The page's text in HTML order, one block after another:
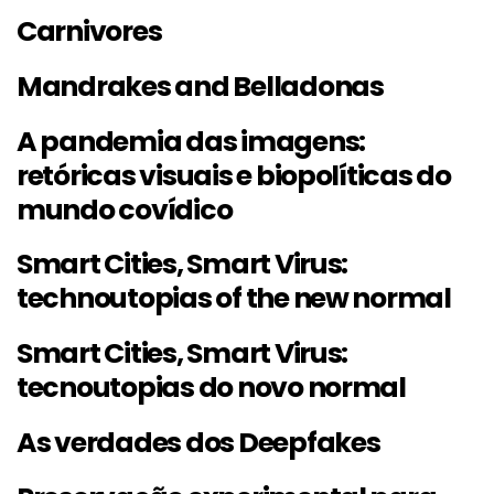
Carnivores
Mandrakes and Belladonas
A pandemia das imagens:
retóricas visuais e biopolíticas do
mundo covídico
Smart Cities, Smart Virus:
technoutopias of the new normal
Smart Cities, Smart Virus:
tecnoutopias do novo normal
As verdades dos Deepfakes